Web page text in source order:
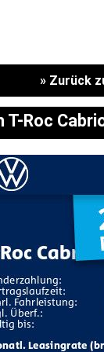
Marken
M.A.X.
E-
Service
» Zurück
Roc